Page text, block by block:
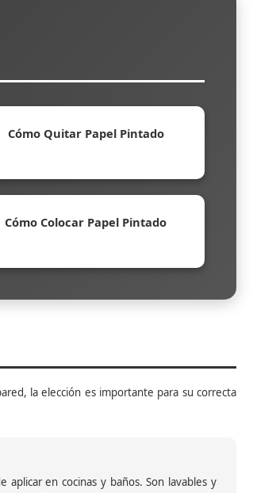
Cómo Quitar Papel Pintado
Cómo Colocar Papel Pintado
la elección es importante para su correcta
en cocinas y baños. Son lavables y